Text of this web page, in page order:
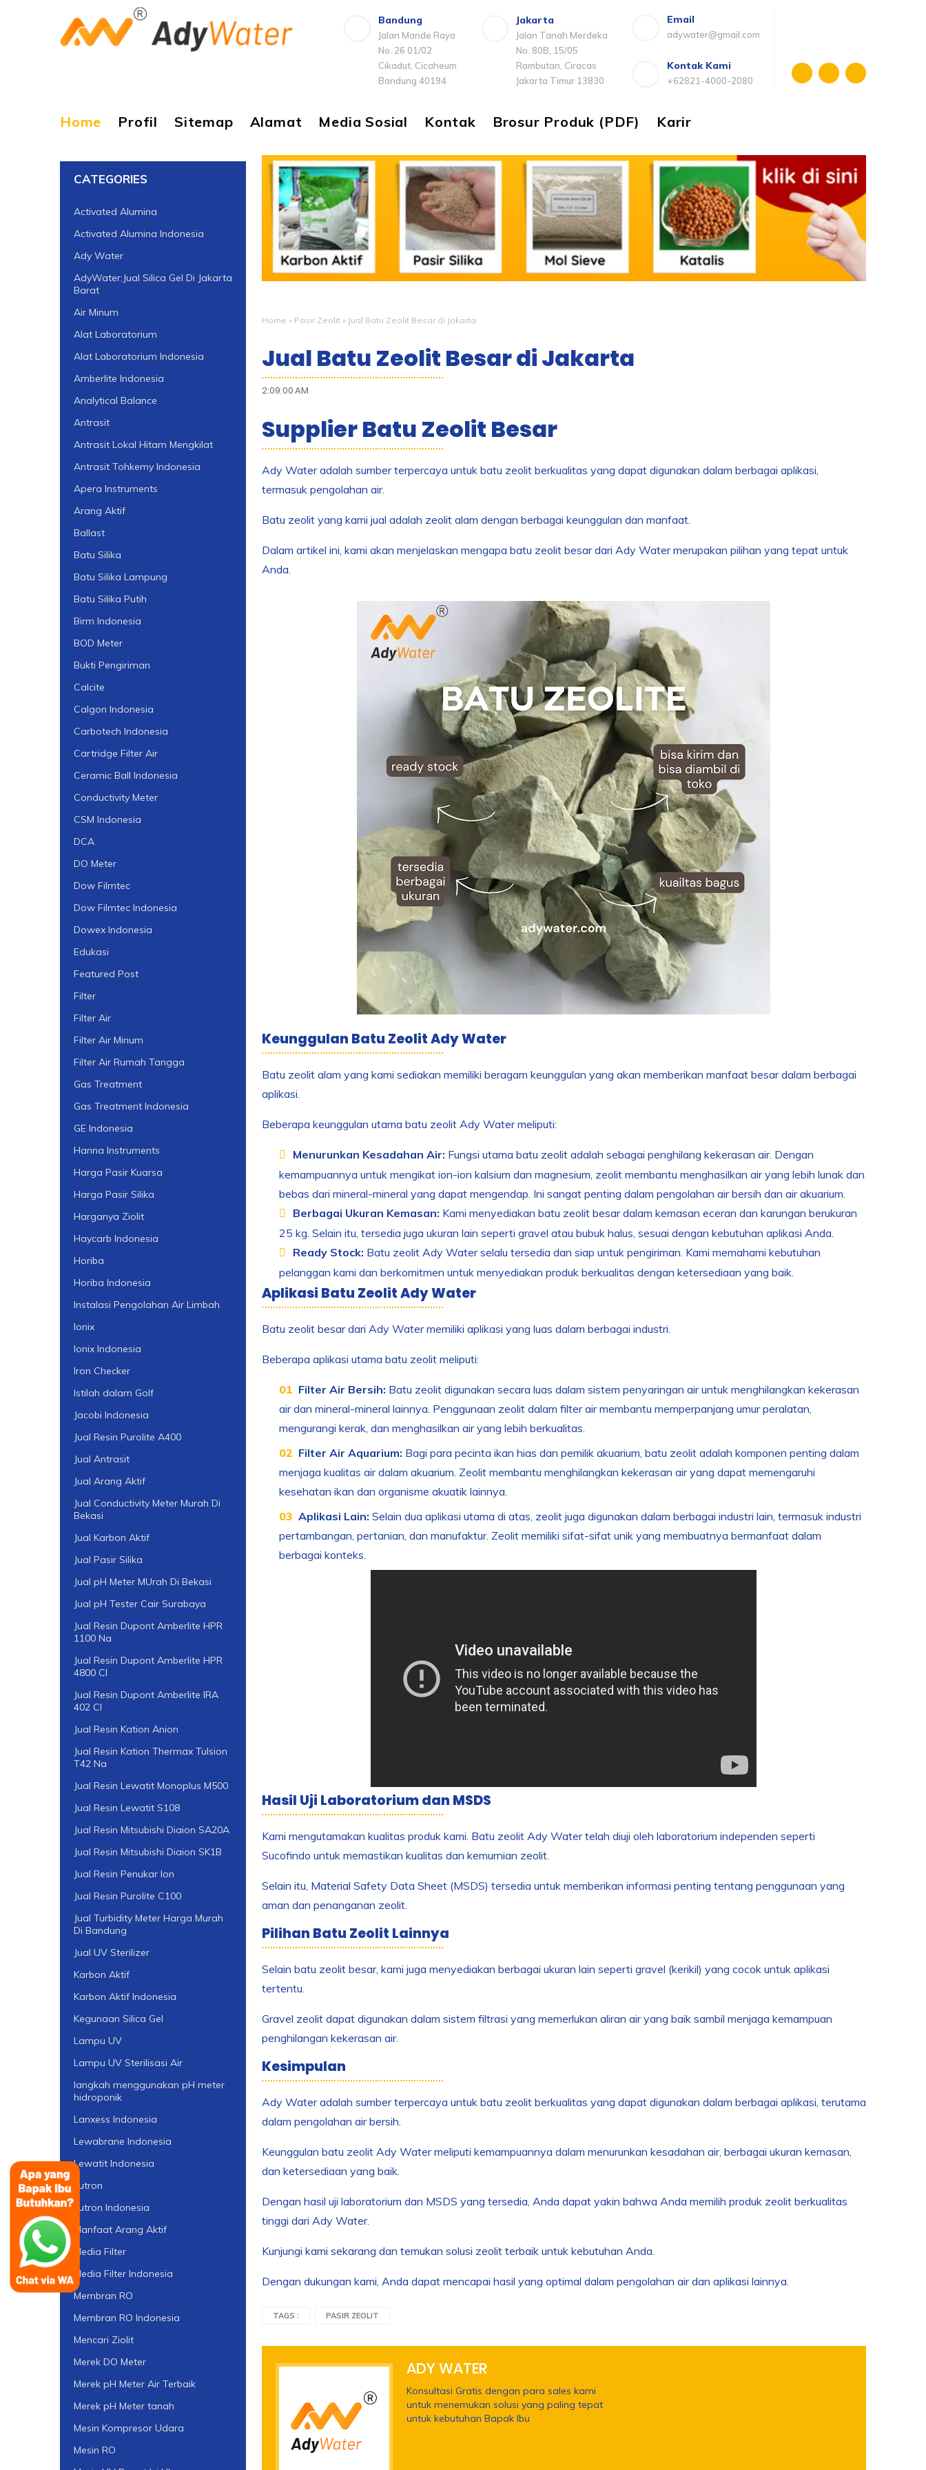
Bandung
Jalan Mande Raya
No. 26 01/02
Cikadut, Cicaheum
Bandung 40194
Jakarta
Jalan Tanah Merdeka
No. 80B, 15/05
Rambutan, Ciracas
Jakarta Timur 13830
Email
adywater@gmail.com
Kontak Kami
+62821-4000-2080
Home Profil Sitemap Alamat Media Sosial Kontak Brosur Produk (PDF) Karir
Home » Pasir Zeolit» Jual Batu Zeolit Besar di Jakarta
Jual Batu Zeolit Besar di Jakarta
2:09:00 AM
Supplier Batu Zeolit Besar
Ady Water adalah sumber terpercaya untuk batu zeolit berkualitas yang dapat digunakan dalam berbagai aplikasi,
termasuk pengolahan air.
Batu zeolit yang kami jual adalah zeolit alam dengan berbagai keunggulan dan manfaat.
Dalam artikel ini, kami akan menjelaskan mengapa batu zeolit besar dari Ady Water merupakan pilihan yang tepat untuk
Anda.
Keunggulan Batu Zeolit Ady Water
Batu zeolit alam yang kami sediakan memiliki beragam keunggulan yang akan memberikan manfaat besar dalam berbagai
aplikasi.
Beberapa keunggulan utama batu zeolit Ady Water meliputi:
Menurunkan Kesadahan Air: Fungsi utama batu zeolit adalah sebagai penghilang kekerasan air. Dengan
kemampuannya untuk mengikat ion-ion kalsium dan magnesium, zeolit membantu menghasilkan air yang lebih lunak dan
bebas dari mineral-mineral yang dapat mengendap. Ini sangat penting dalam pengolahan air bersih dan air akuarium.
Berbagai Ukuran Kemasan: Kami menyediakan batu zeolit besar dalam kemasan eceran dan karungan berukuran
25 kg. Selain itu, tersedia juga ukuran lain seperti gravel atau bubuk halus, sesuai dengan kebutuhan aplikasi Anda.
Ready Stock: Batu zeolit Ady Water selalu tersedia dan siap untuk pengiriman. Kami memahami kebutuhan
pelanggan kami dan berkomitmen untuk menyediakan produk berkualitas dengan ketersediaan yang baik.
Aplikasi Batu Zeolit Ady Water
Batu zeolit besar dari Ady Water memiliki aplikasi yang luas dalam berbagai industri.
Beberapa aplikasi utama batu zeolit meliputi:
Filter Air Bersih: Batu zeolit digunakan secara luas dalam sistem penyaringan air untuk menghilangkan kekerasan
air dan mineral-mineral lainnya. Penggunaan zeolit dalam filter air membantu memperpanjang umur peralatan,
mengurangi kerak, dan menghasilkan air yang lebih berkualitas.
Filter Air Aquarium: Bagi para pecinta ikan hias dan pemilik akuarium, batu zeolit adalah komponen penting dalam
menjaga kualitas air dalam akuarium. Zeolit membantu menghilangkan kekerasan air yang dapat memengaruhi
kesehatan ikan dan organisme akuatik lainnya.
Aplikasi Lain: Selain dua aplikasi utama di atas, zeolit juga digunakan dalam berbagai industri lain, termasuk industri
pertambangan, pertanian, dan manufaktur. Zeolit memiliki sifat-sifat unik yang membuatnya bermanfaat dalam
berbagai konteks.
Hasil Uji Laboratorium dan MSDS
Kami mengutamakan kualitas produk kami. Batu zeolit Ady Water telah diuji oleh laboratorium independen seperti
Sucofindo untuk memastikan kualitas dan kemurnian zeolit.
Selain itu, Material Safety Data Sheet (MSDS) tersedia untuk memberikan informasi penting tentang penggunaan yang
aman dan penanganan zeolit.
Pilihan Batu Zeolit Lainnya
Selain batu zeolit besar, kami juga menyediakan berbagai ukuran lain seperti gravel (kerikil) yang cocok untuk aplikasi
tertentu.
Gravel zeolit dapat digunakan dalam sistem filtrasi yang memerlukan aliran air yang baik sambil menjaga kemampuan
penghilangan kekerasan air.
Kesimpulan
Ady Water adalah sumber terpercaya untuk batu zeolit berkualitas yang dapat digunakan dalam berbagai aplikasi, terutama
dalam pengolahan air bersih.
Keunggulan batu zeolit Ady Water meliputi kemampuannya dalam menurunkan kesadahan air, berbagai ukuran kemasan,
dan ketersediaan yang baik.
Dengan hasil uji laboratorium dan MSDS yang tersedia, Anda dapat yakin bahwa Anda memilih produk zeolit berkualitas
tinggi dari Ady Water.
Kunjungi kami sekarang dan temukan solusi zeolit terbaik untuk kebutuhan Anda.
Dengan dukungan kami, Anda dapat mencapai hasil yang optimal dalam pengolahan air dan aplikasi lainnya.
TAGS : PASIR ZEOLIT
ADY WATER
Konsultasi Gratis dengan para sales kami
untuk menemukan solusi yang paling tepat
untuk kebutuhan Bapak Ibu
CATEGORIES
Activated Alumina
Activated Alumina Indonesia
Ady Water
AdyWater:Jual Silica Gel Di Jakarta
Barat
Air Minum
Alat Laboratorium
Alat Laboratorium Indonesia
Amberlite Indonesia
Analytical Balance
Antrasit
Antrasit Lokal Hitam Mengkilat
Antrasit Tohkemy Indonesia
Apera Instruments
Arang Aktif
Ballast
Batu Silika
Batu Silika Lampung
Batu Silika Putih
Birm Indonesia
BOD Meter
Bukti Pengiriman
Calcite
Calgon Indonesia
Carbotech Indonesia
Cartridge Filter Air
Ceramic Ball Indonesia
Conductivity Meter
CSM Indonesia
DCA
DO Meter
Dow Filmtec
Dow Filmtec Indonesia
Dowex Indonesia
Edukasi
Featured Post
Filter
Filter Air
Filter Air Minum
Filter Air Rumah Tangga
Gas Treatment
Gas Treatment Indonesia
GE Indonesia
Hanna Instruments
Harga Pasir Kuarsa
Harga Pasir Silika
Harganya Ziolit
Haycarb Indonesia
Horiba
Horiba Indonesia
Instalasi Pengolahan Air Limbah
Ionix
Ionix Indonesia
Iron Checker
Istilah dalam Golf
Jacobi Indonesia
Jual Resin Purolite A400
Jual Antrasit
Jual Arang Aktif
Jual Conductivity Meter Murah Di
Bekasi
Jual Karbon Aktif
Jual Pasir Silika
Jual pH Meter MUrah Di Bekasi
Jual pH Tester Cair Surabaya
Jual Resin Dupont Amberlite HPR
1100 Na
Jual Resin Dupont Amberlite HPR
4800 Cl
Jual Resin Dupont Amberlite IRA
402 Cl
Jual Resin Kation Anion
Jual Resin Kation Thermax Tulsion
T42 Na
Jual Resin Lewatit Monoplus M500
Jual Resin Lewatit S108
Jual Resin Mitsubishi Diaion SA20A
Jual Resin Mitsubishi Diaion SK1B
Jual Resin Penukar Ion
Jual Resin Purolite C100
Jual Turbidity Meter Harga Murah
Di Bandung
Jual UV Sterilizer
Karbon Aktif
Karbon Aktif Indonesia
Kegunaan Silica Gel
Lampu UV
Lampu UV Sterilisasi Air
langkah menggunakan pH meter
hidroponik
Lanxess Indonesia
Lewabrane Indonesia
Lewatit Indonesia
Lutron
Lutron Indonesia
Manfaat Arang Aktif
Media Filter
Media Filter Indonesia
Membran RO
Membran RO Indonesia
Mencari Ziolit
Merek DO Meter
Merek pH Meter Air Terbaik
Merek pH Meter tanah
Mesin Kompresor Udara
Mesin RO